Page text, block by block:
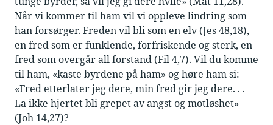
Når vi kommer til ham vil vi oppleve lindring som
han forsørger. Freden vil bli som en elv (Jes 48,18),
en fred som er funklende, forfriskende og sterk, en
fred som overgår all forstand (Fil 4,7). Vil du komme
til ham, «kaste byrdene på ham» og høre ham si:
«Fred etterlater jeg dere, min fred gir jeg dere. . .
La ikke hjertet bli grepet av angst og motløshet»
(Joh 14,27)?